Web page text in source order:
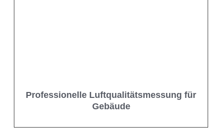
Professionelle Luftqualitätsmessung für
Gebäude